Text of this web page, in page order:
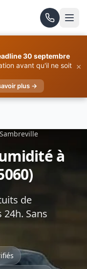
30 septembre
avant qu'il ne soit
plus →
×
Sambreville
à
de
Sans